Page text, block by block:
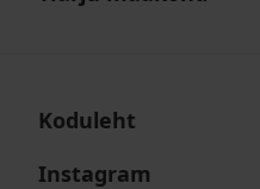
Koduleht
Instagram